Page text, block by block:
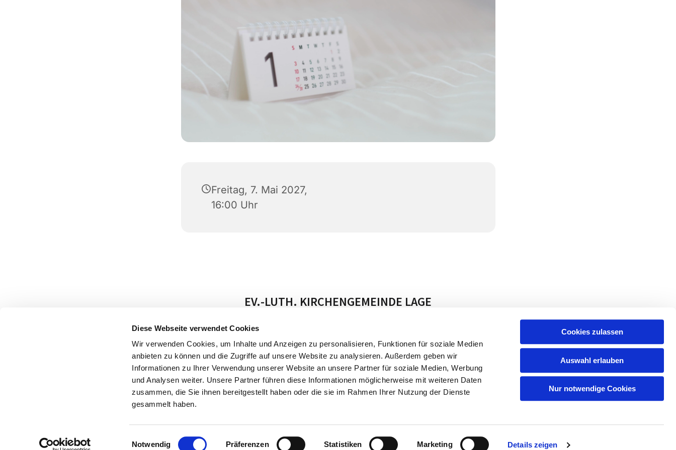
Diese Webseite verwendet Cookies
Wir verwenden Cookies, um Inhalte und Anzeigen zu personalisieren, Funktionen für soziale Medien
anbieten zu können und die Zugriffe auf unsere Website zu analysieren. Außerdem geben wir
Informationen zu Ihrer Verwendung unserer Website an unsere Partner für soziale Medien, Werbung
und Analysen weiter. Unsere Partner führen diese Informationen möglicherweise mit weiteren Daten
zusammen, die Sie ihnen bereitgestellt haben oder die sie im Rahmen Ihrer Nutzung der Dienste
gesammelt haben.
Einwilligungsauswahl
Notwendig Präferenzen Statistiken Marketing Details zeigen
Cookies zulassen
Auswahl erlauben
Nur notwendige Cookies
Freitag, 7. Mai 2027,
16:00 Uhr
EV.-LUTH. KIRCHENGEMEINDE LAGE